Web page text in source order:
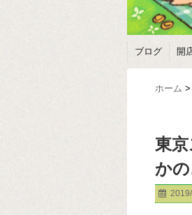
ブログ 開
ホーム >
東
か